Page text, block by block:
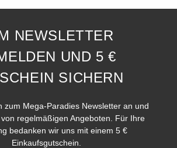
NEWSLETTER
UND 5 €
SICHERN
zum Mega-Paradies Newsletter an und
regelmäßigen Angeboten. Für Ihre
bedanken wir uns mit einem 5 €
Einkaufsgutschein.